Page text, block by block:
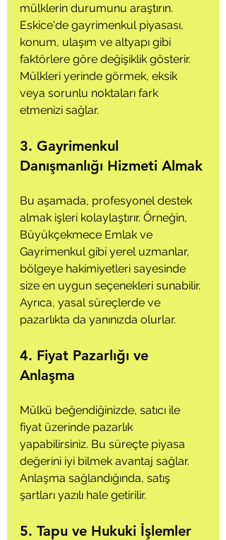
mülklerin durumunu araştırın.
Eskice'de gayrimenkul piyasası,
konum, ulaşım ve altyapı gibi
faktörlere göre değişiklik gösterir.
Mülkleri yerinde görmek, eksik
veya sorunlu noktaları fark
etmenizi sağlar.
3. Gayrimenkul
Danışmanlığı Hizmeti Almak
Bu aşamada, profesyonel destek
almak işleri kolaylaştırır. Örneğin,
Büyükçekmece Emlak ve
Gayrimenkul gibi yerel uzmanlar,
bölgeye hakimiyetleri sayesinde
size en uygun seçenekleri sunabilir.
Ayrıca, yasal süreçlerde ve
pazarlıkta da yanınızda olurlar.
4. Fiyat Pazarlığı ve
Anlaşma
Mülkü beğendiğinizde, satıcı ile
fiyat üzerinde pazarlık
yapabilirsiniz. Bu süreçte piyasa
değerini iyi bilmek avantaj sağlar.
Anlaşma sağlandığında, satış
şartları yazılı hale getirilir.
5. Tapu ve Hukuki İşlemler